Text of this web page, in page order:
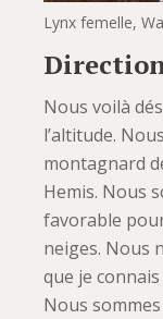
Lynx femelle,
Nous voilà
l’altitude.
montagnard
Hemis. Nous
favorable
neiges. Nous
que je
Nous